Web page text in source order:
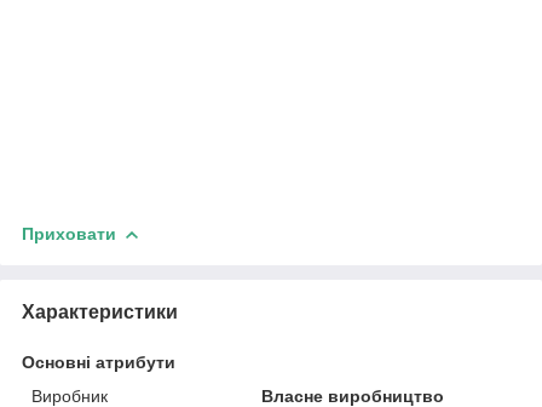
Приховати
Характеристики
Основні атрибути
Виробник
Власне виробництво